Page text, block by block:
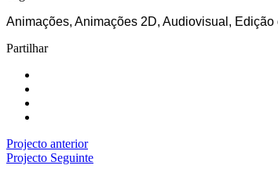
Animações, Animações 2D, Audiovisual,
Partilhar
Projecto anterior
Projecto Seguinte